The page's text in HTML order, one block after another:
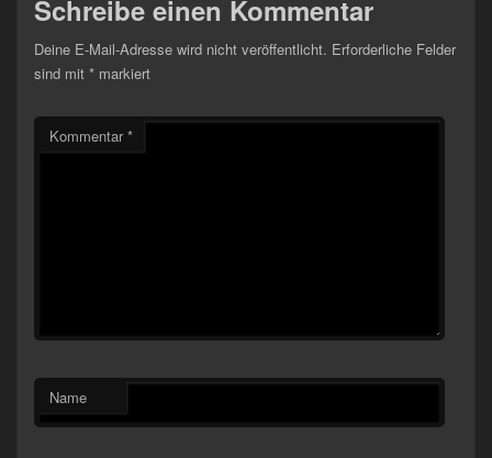
Schreibe einen Kommentar
Deine E-Mail-Adresse wird nicht veröffentlicht. Erforderliche Felder
sind mit * markiert
Kommentar*
Name